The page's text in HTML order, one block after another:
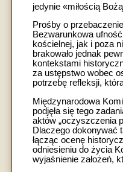
jedynie «miłością
Prośby o
Bezwarunkowa
kościelnej, jak i poza
brakowało jednak
kontekstami
za ustępstwo wobec
potrzebę refleksji,
Międzynarodowa
podjęła się tego
aktów „oczyszczenia
Dlaczego dokonywać
łącząc ocenę
odniesieniu do życia
wyjaśnienie założeń,